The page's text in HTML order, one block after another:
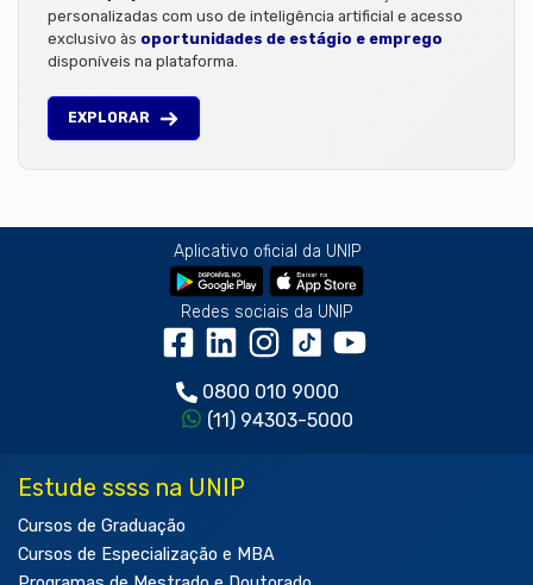
personalizadas com uso de inteligência artificial e acesso
exclusivo às oportunidades de estágio e emprego
disponíveis na plataforma.
EXPLORAR
Aplicativo oficial da UNIP
Redes sociais da UNIP
0800 010 9000
(11) 94303-5000
Estude ssss na UNIP
Cursos de Graduação
Cursos de Especialização e MBA